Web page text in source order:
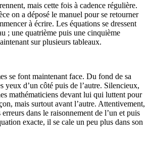
mais cette fois à cadence régulière.
on a déposé le manuel pour se retourner
à écrire. Les équations se dressent
; une quatrième puis une cinquième
sur plusieurs tableaux.
se font maintenant face. Du fond de sa
yeux d’un côté puis de l’autre. Silencieux,
mathématiciens devant lui qui luttent pour
mais surtout avant l’autre. Attentivement,
dans le raisonnement de l’un et puis
exacte, il se cale un peu plus dans son